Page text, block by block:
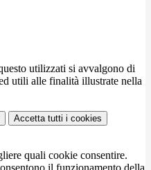
utilizzati si avvalgono di
utili alle finalità illustrate nella
Accetta tutti i cookies
quali cookie consentire.
il funzionamento della